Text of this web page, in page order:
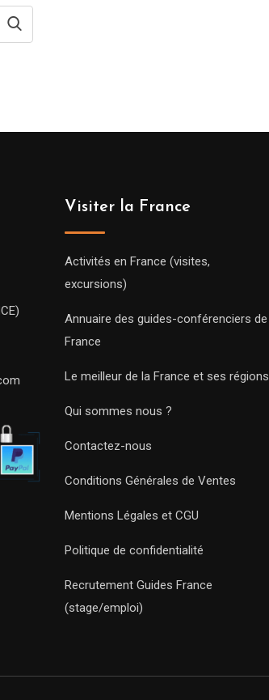
Visiter la France
Activités en France (visites,
excursions)
Annuaire des guides-conférenciers de
France
Le meilleur de la France et ses régions
Qui sommes nous ?
Contactez-nous
Conditions Générales de Ventes
Mentions Légales et CGU
Politique de confidentialité
Recrutement Guides France
(stage/emploi)